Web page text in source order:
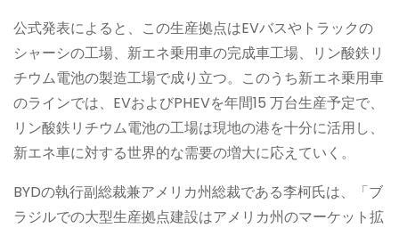
公式発表によると、この生産拠点はEVバスやトラックの
シャーシの工場、新エネ乗用車の完成車工場、リン酸鉄リ
チウム電池の製造工場で成り立つ。このうち新エネ乗用車
のラインでは、EVおよびPHEVを年間15 万台生産予定で、
リン酸鉄リチウム電池の工場は現地の港を十分に活用し、
新エネ車に対する世界的な需要の増大に応えていく。
BYDの執行副総裁兼アメリカ州総裁である李柯氏は、「ブ
ラジルでの大型生産拠点建設はアメリカ州のマーケット拡